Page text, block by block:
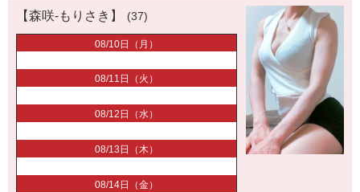
【森咲-もりさき】 (37)
08/10日（月）
08/11日（火）
08/12日（水）
08/13日（木）
08/14日（金）